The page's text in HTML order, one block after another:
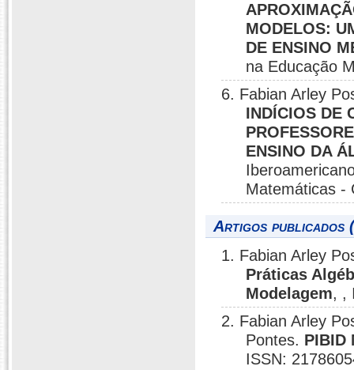
MODELOS:
DE ENSINO
na Educação
6. Fabian Arley
INDÍCIOS DE
ENSINO DA
Matemáticas -
Artigos publicados
1. Fabian Arley
Práticas
Modelagem, ,
2. Fabian Arley
Pontes. PIBID
ISSN: